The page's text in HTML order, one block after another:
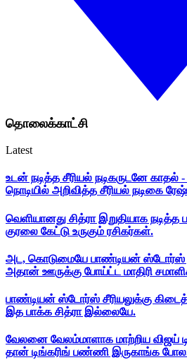
தொலைக்காட்சி
Latest
உடன் நடித்த சீரியல் நடிகருடனே காதல்
நொடியில் அறிவித்த சீரியல் நடிகை
வெளியானது சித்ரா இறுதியாக நடித்த
குரலை கேட்டு உருகும் ரசிகர்கள்.
அட, கொடுமையே பாண்டியன் ஸ்டோர்ஸ்
அதான் ஊருக்கு போய்ட்ட மாதிரி
பாண்டியன் ஸ்டோர்ஸ் சீரியலுக்கு
இத பாக்க சித்ரா இல்லையே.
வேலனை வேலம்மாளாக மாற்றிய விஜய்
தான் டிங்கரிங் பண்ணி இருகாங்க